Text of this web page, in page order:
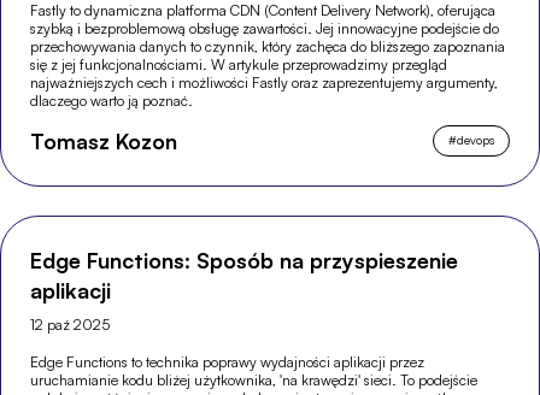
Fastly to dynamiczna platforma CDN (Content Delivery Network), oferująca
szybką i bezproblemową obsługę zawartości. Jej innowacyjne podejście do
przechowywania danych to czynnik, który zachęca do bliższego zapoznania
się z jej funkcjonalnościami. W artykule przeprowadzimy przegląd
najważniejszych cech i możliwości Fastly oraz zaprezentujemy argumenty,
dlaczego warto ją poznać.
Tomasz Kozon #devops
Edge Functions: Sposób na przyspieszenie
aplikacji
12 paź 2025
Edge Functions to technika poprawy wydajności aplikacji przez
uruchamianie kodu bliżej użytkownika, 'na krawędzi' sieci. To podejście